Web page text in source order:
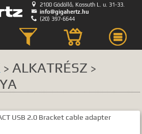
 2100 Gödöllő, Kossuth L. u. 31-33.
info@gigahertz.hu
(20) 397-6644
Keresés
> ALKATRÉSZ >
USB 2.0 Bracket cable adapter